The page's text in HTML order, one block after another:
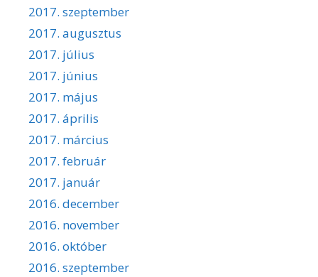
2017. szeptember
2017. augusztus
2017. július
2017. június
2017. május
2017. április
2017. március
2017. február
2017. január
2016. december
2016. november
2016. október
2016. szeptember